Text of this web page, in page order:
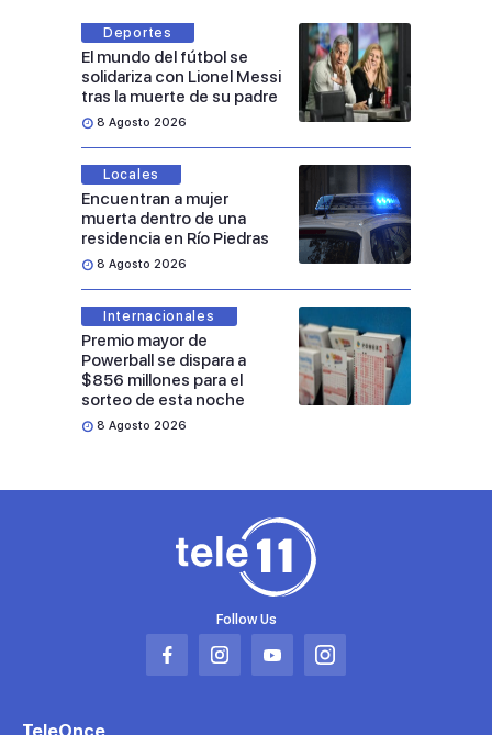
Deportes
El mundo del fútbol se
solidariza con Lionel Messi
tras la muerte de su padre
8 Agosto 2026
Locales
Encuentran a mujer
muerta dentro de una
residencia en Río Piedras
8 Agosto 2026
Internacionales
Premio mayor de
Powerball se dispara a
$856 millones para el
sorteo de esta noche
8 Agosto 2026
Follow Us
Abrir
Abrir
Abrir
Abrir